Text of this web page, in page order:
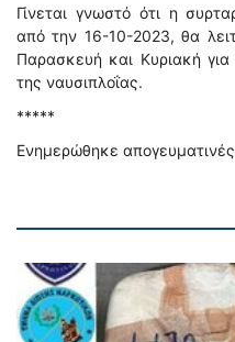
Γίνεται γνωστό ότι η
από την 16-10-2023, θα
Παρασκευή και Κυριακή
της ναυσιπλοΐας.
*****
Ενημερώθηκε